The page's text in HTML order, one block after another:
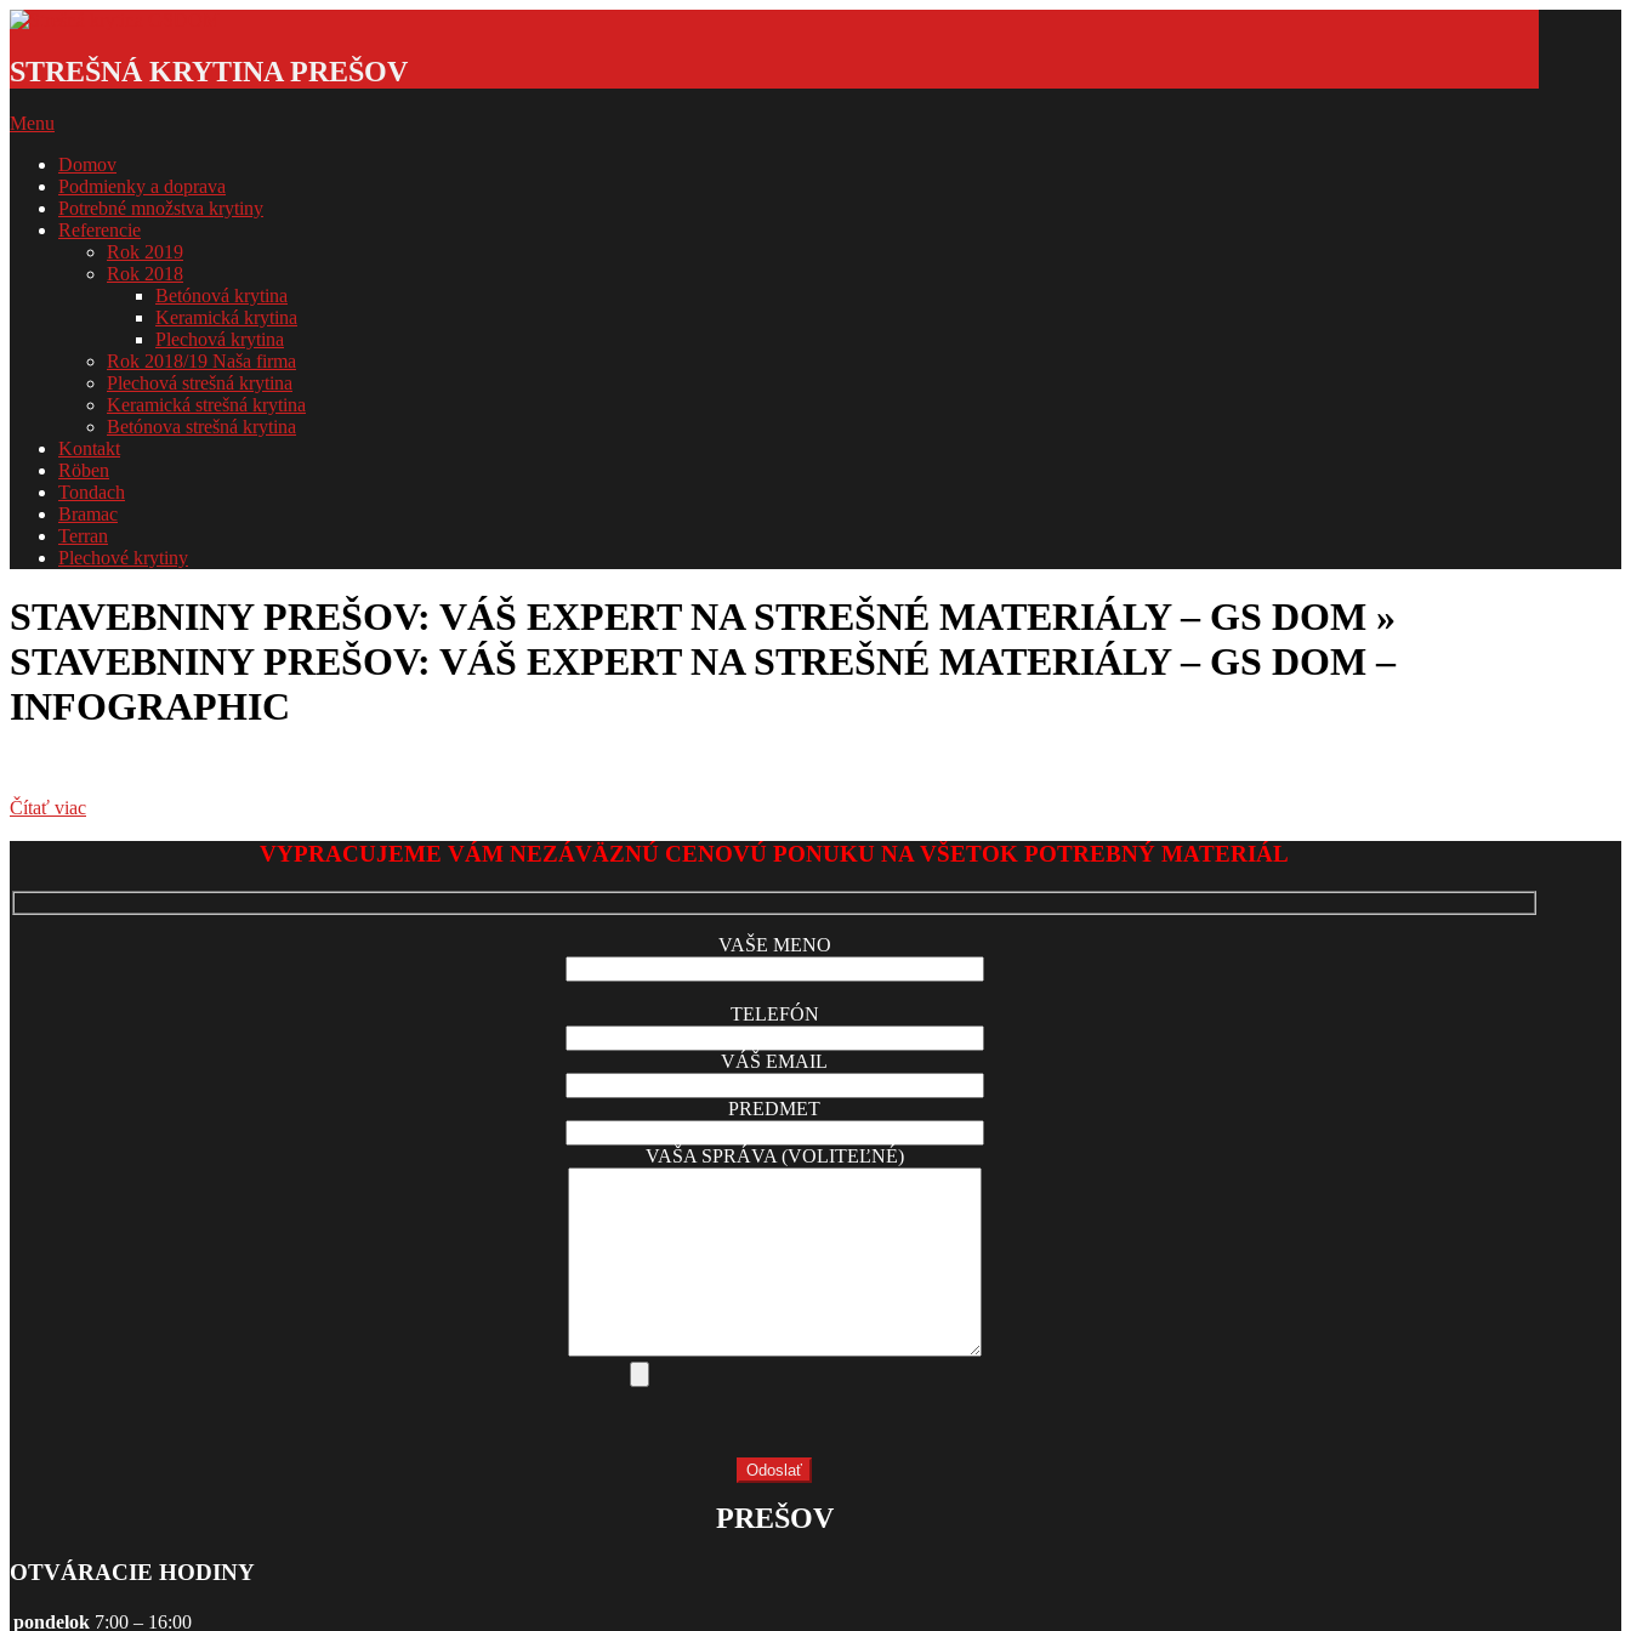
Skip
content
krytina
GSDOM
STREŠNÁ KRYTINA PREŠOV
Primary
Menu
Menu
Domov
Podmienky a doprava
Potrebné množstva krytiny
Referencie
Rok 2019
Rok 2018
Betónová krytina
Keramická krytina
Plechová krytina
Rok 2018/19 Naša firma
Plechová strešná krytina
Keramická strešná krytina
Betónova strešná krytina
Kontakt
Röben
Tondach
Bramac
Terran
Plechové krytiny
STAVEBNINY PREŠOV: VÁŠ EXPERT NA STREŠNÉ MATERIÁLY – GS DOM »
STAVEBNINY PREŠOV: VÁŠ EXPERT NA STREŠNÉ MATERIÁLY – GS DOM –
INFOGRAPHIC
Čítať viac
2026-
02
VYPRACUJEME VÁM NEZÁVÄZNÚ CENOVÚ PONUKU NA VŠETOK POTREBNÝ MATERIÁL
VAŠE MENO
TELEFÓN
VÁŠ EMAIL
PREDMET
VAŠA SPRÁVA (VOLITEĽNÉ)
PREŠOV
OTVÁRACIE HODINY
pondelok 7:00 – 16:00